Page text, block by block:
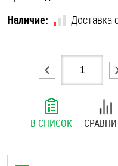
Шплинты
Наличие:
Доставка
В СПИСОК